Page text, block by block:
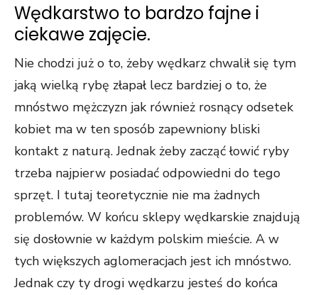
Wędkarstwo to bardzo fajne i
ciekawe zajęcie.
Nie chodzi już o to, żeby wędkarz chwalił się tym
jaką wielką rybę złapał lecz bardziej o to, że
mnóstwo mężczyzn jak również rosnący odsetek
kobiet ma w ten sposób zapewniony bliski
kontakt z naturą. Jednak żeby zacząć łowić ryby
trzeba najpierw posiadać odpowiedni do tego
sprzęt. I tutaj teoretycznie nie ma żadnych
problemów. W końcu sklepy wędkarskie znajdują
się dosłownie w każdym polskim mieście. A w
tych większych aglomeracjach jest ich mnóstwo.
Jednak czy ty drogi wędkarzu jesteś do końca